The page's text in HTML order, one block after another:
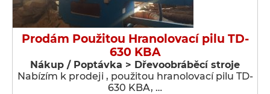
Prodám Použitou Hranolovací pilu TD-
630 KBA
Nákup / Poptávka > Dřevoobráběcí stroje
Nabízím k prodeji , použitou hranolovací pilu TD-
630 KBA, …